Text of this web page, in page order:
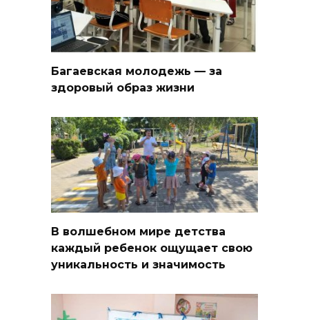
Багаевская молодежь — за
здоровый образ жизни
В волшебном мире детства
каждый ребенок ощущает свою
уникальность и значимость